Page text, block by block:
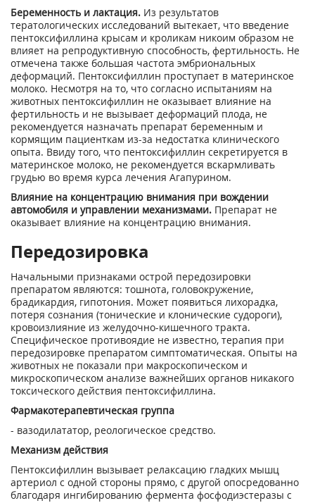
Беременность и лактация. Из результатов
тератологических исследований вытекает, что введение
пентоксифиллина крысам и кроликам никоим образом не
влияет на репродуктивную способность, фертильность. Не
отмечена также большая частота эмбриональных
деформаций. Пентоксифиллин проступает в материнское
молоко. Несмотря на то, что согласно испытаниям на
животных пентоксифиллин не оказывает влияние на
фертильность и не вызывает деформаций плода, не
рекомендуется назначать препарат беременным и
кормящим пациенткам из-за недостатка клинического
опыта. Ввиду того, что пентоксифиллин секретируется в
материнское молоко, не рекомендуется вскармливать
грудью во время курса лечения Агапурином.
Влияние на концентрацию внимания при вождении
автомобиля и управлении механизмами. Препарат не
оказывает влияние на концентрацию внимания.
Передозировка
Начальными признаками острой передозировки
препаратом являются: тошнота, головокружение,
брадикардия, гипотония. Может появиться лихорадка,
потеря сознания (тонические и клонические судороги),
кровоизлияние из желудочно-кишечного тракта.
Специфическое противоядие не известно, терапия при
передозировке препаратом симптоматическая. Опыты на
животных не показали при макроскопическом и
микроскопическом анализе важнейших органов никакого
токсического действия пентоксифиллина.
Фармакотерапевтическая группа
- вазодилататор, реологическое средство.
Механизм действия
Пентоксифиллин вызывает релаксацию гладких мышц
артериол с одной стороны прямо, с другой опосредованно
благодаря ингибированию фермента фосфодиэстеразы с